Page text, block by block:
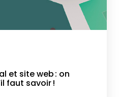
et site web : on
faut savoir !